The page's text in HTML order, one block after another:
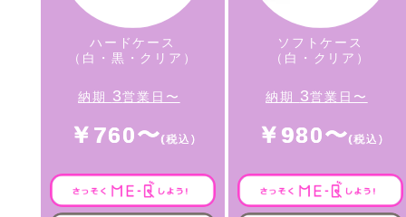
ハードケース
（白・黒・クリア）
納期 3営業日〜
￥760〜
ソフトケース
（白・クリア）
納期 3営業日〜
￥980〜